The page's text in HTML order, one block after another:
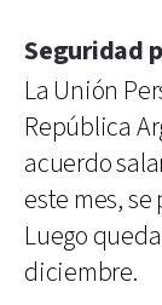
Seguridad
La Unión
República
acuerdo
este mes,
Luego
diciembre.